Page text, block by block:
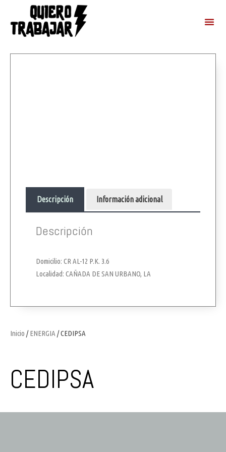
Inicio /ENERGIA / CEDIPSA
CEDIPSA
Descripción Información adicional
Descripción
Domicilio: CR AL-12 P.K. 3.6
Localidad: CAÑADA DE SAN URBANO, LA